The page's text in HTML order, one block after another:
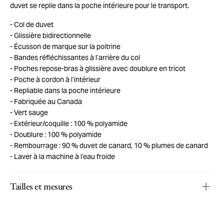
duvet se replie dans la poche intérieure pour le transport.
Col de duvet
Glissière bidirectionnelle
Écusson de marque sur la poitrine
Bandes réfléchissantes à l’arrière du col
Poches repose-bras à glissière avec doublure en tricot
Poche à cordon à l’intérieur
Repliable dans la poche intérieure
Fabriquée au Canada
Vert sauge
Extérieur/coquille : 100 % polyamide
Doublure : 100 % polyamide
Rembourrage : 90 % duvet de canard, 10 % plumes de canard
Laver à la machine à l’eau froide
Tailles et mesures